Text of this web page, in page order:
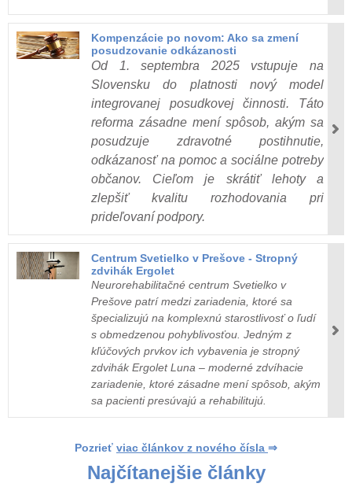
Kompenzácie po novom: Ako sa zmení
posudzovanie odkázanosti
Od 1. septembra 2025 vstupuje na
Slovensku do platnosti nový model
integrovanej posudkovej činnosti. Táto
reforma zásadne mení spôsob, akým sa
posudzuje zdravotné postihnutie,
odkázanosť na pomoc a sociálne potreby
občanov. Cieľom je skrátiť lehoty a
zlepšiť kvalitu rozhodovania pri
prideľovaní podpory.
Centrum Svetielko v Prešove - Stropný
zdvihák Ergolet
Neurorehabilitačné centrum Svetielko v
Prešove patrí medzi zariadenia, ktoré sa
špecializujú na komplexnú starostlivosť o ľudí
s obmedzenou pohyblivosťou. Jedným z
kľúčových prvkov ich vybavenia je stropný
zdvihák Ergolet Luna – moderné zdvíhacie
zariadenie, ktoré zásadne mení spôsob, akým
sa pacienti presúvajú a rehabilitujú.
Pozrieť viac článkov z nového čísla ⇒
Najčítanejšie články